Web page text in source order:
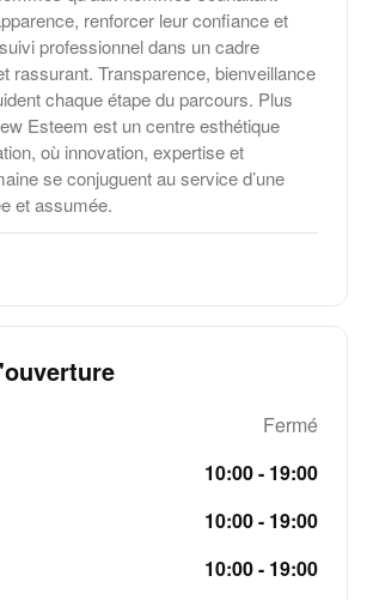
renforcer leur confiance et
professionnel dans un cadre
rassurant. Transparence, bienveillance
chaque étape du parcours. Plus
Esteem est un centre esthétique
où innovation, expertise et
se conjuguent au service d’une
et assumée.
Fermé
10:00 - 19:00
10:00 - 19:00
10:00 - 19:00